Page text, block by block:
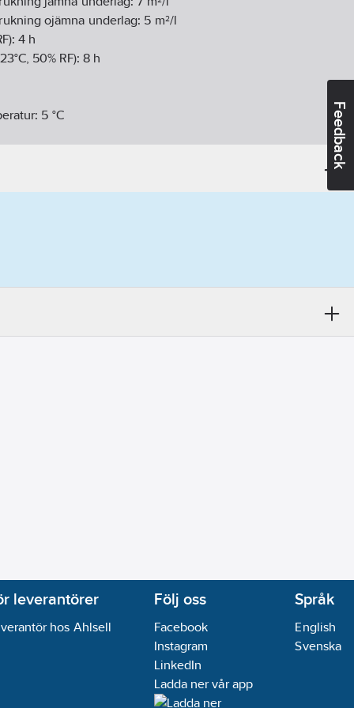
Feedback
ojämna underlag: 5 m²/l
4 h
50% RF): 8h
5 °C
leverantörer
hos Ahlsell
Följ oss
Facebook
Instagram
LinkedIn
Ladda ner vår app
Språk
English
Svenska